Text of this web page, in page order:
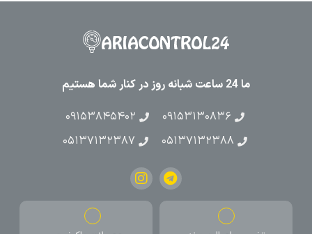
ما 24 ساعت شبانه روز در کنار شما هستیم
۰۹۱۵۳۱۳۰۸۳۶
۰۹۱۵۳۸۴۵۴۰۲
۰۵۱۳۷۱۳۲۳۸۸
۰۵۱۳۷۱۳۲۳۸۷